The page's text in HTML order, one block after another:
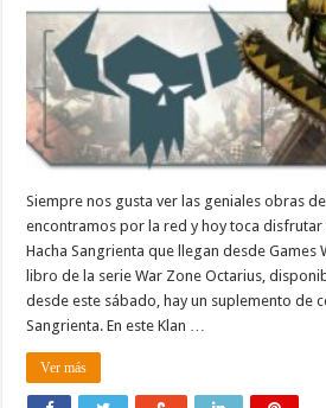
Siempre nos gusta ver las geniales obras
encontramos por la red y hoy toca disfrutar
Hacha Sangrienta que llegan desde Games
libro de la serie War Zone Octarius,
desde este sábado, hay un suplemento de
Sangrienta. En este Klan …
Ver más